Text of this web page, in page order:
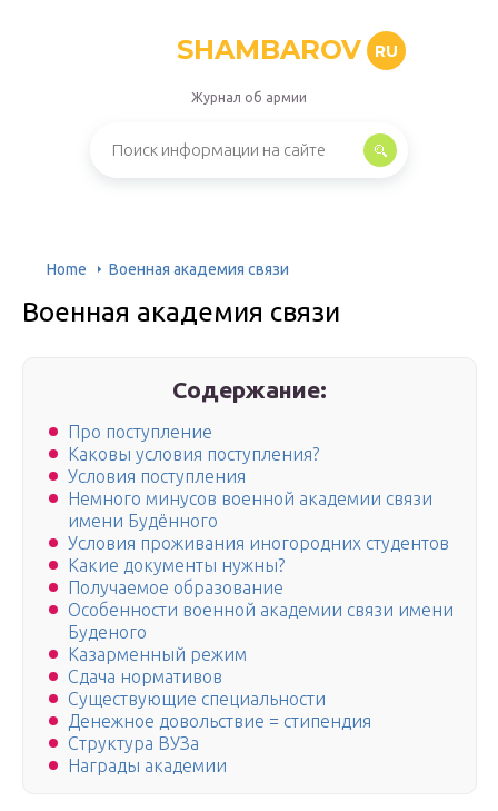
SHAMBAROV RU
Журнал об армии
Home Военная академия связи
Военная академия связи
Содержание:
Про поступление
Каковы условия поступления?
Условия поступления
Немного минусов военной академии связи
имени Будённого
Условия проживания иногородних студентов
Какие документы нужны?
Получаемое образование
Особенности военной академии связи имени
Буденого
Казарменный режим
Сдача нормативов
Существующие специальности
Денежное довольствие = стипендия
Структура ВУЗа
Награды академии